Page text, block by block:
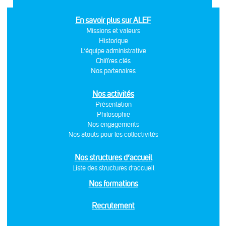
En savoir plus sur ALEF
Missions et valeurs
Historique
L'équipe administrative
Chiffres clés
Nos partenaires
Nos activités
Présentation
Philosophie
Nos engagements
Nos atouts pour les collectivités
Nos structures d’accueil
Liste des structures d’accueil
Nos formations
Recrutement